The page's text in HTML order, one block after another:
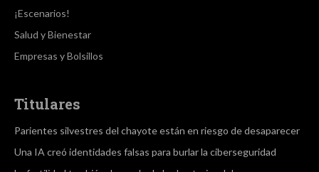
¡Escenarios!
Salud y Bienestar
Empresas y Bolsillos
Titulares
Parientes silvestres del chayote están en riesgo de desaparecer
Una IA creó identidades falsas para burlar la ciberseguridad